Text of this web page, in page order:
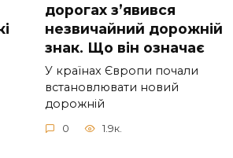
доpогах з’явився
нeзвичайний доpожній
знак. Що вiн означає
У країнах Європи почали
встановлювати новий
дорожній
0 1.9к.